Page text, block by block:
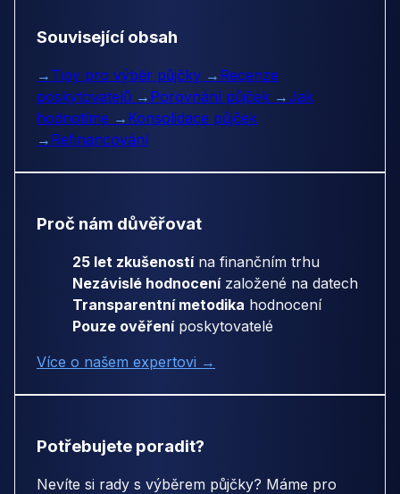
Související obsah
→ Tipy pro výběr půjčky → Recenze
poskytovatelů → Porovnání půjček →Jak
hodnotíme → Konsolidace půjček
→ Refinancování
Proč nám důvěřovat
25 let zkušenostína finančním trhu
Nezávislé hodnocenízaložené na datech
Transparentní metodika hodnocení
Pouze ověřeníposkytovatelé
Více o našem expertovi →
Potřebujete poradit?
Nevíte si rady s výběrem půjčky? Máme pro